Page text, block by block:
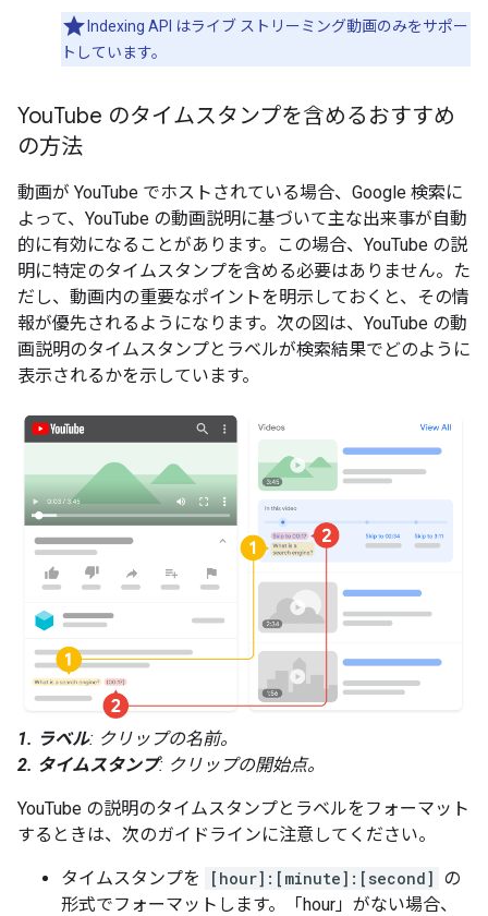
Indexing API はライブ ストリーミング動画のみをサポー
トしています。
YouTube のタイムスタンプを含めるおすすめ
の方法
動画が YouTube でホストされている場合、Google 検索に
よって、YouTube の動画説明に基づいて主な出来事が自動
的に有効になることがあります。この場合、YouTube の説
明に特定のタイムスタンプを含める必要はありません。た
だし、動画内の重要なポイントを明示しておくと、その情
報が優先されるようになります。次の図は、YouTube の動
画説明のタイムスタンプとラベルが検索結果でどのように
表示されるかを示しています。
1. ラベル: クリップの名前。
2. タイムスタンプ: クリップの開始点。
YouTube の説明のタイムスタンプとラベルをフォーマット
するときは、次のガイドラインに注意してください。
タイムスタンプを [hour]:[minute]:[second] の
形式でフォーマットします。「hour」がない場合、